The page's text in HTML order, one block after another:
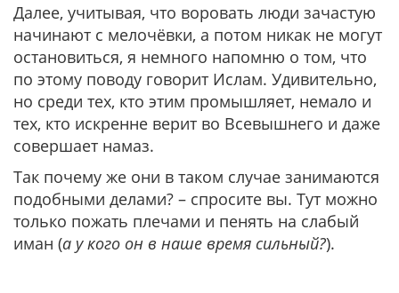
Далее, учитывая, что воровать люди зачастую
начинают с мелочёвки, а потом никак не могут
остановиться, я немного напомню о том, что
по этому поводу говорит Ислам. Удивительно,
но среди тех, кто этим промышляет, немало и
тех, кто искренне верит во Всевышнего и даже
совершает намаз.
Так почему же они в таком случае занимаются
подобными делами? – спросите вы. Тут можно
только пожать плечами и пенять на слабый
иман (а у кого он в наше время сильный?).